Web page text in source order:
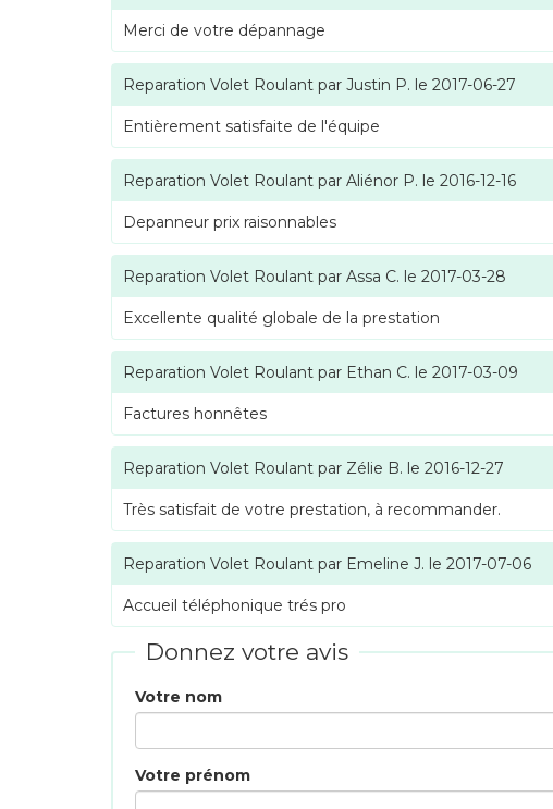
Merci de votre dépannage
Reparation Volet Roulant par Justin P. le 2017-06-27
Entièrement satisfaite de l'équipe
Reparation Volet Roulant par Aliénor P. le 2016-12-16
Depanneur prix raisonnables
Reparation Volet Roulant par Assa C. le 2017-03-28
Excellente qualité globale de la prestation
Reparation Volet Roulant par Ethan C. le 2017-03-09
Factures honnêtes
Reparation Volet Roulant par Zélie B. le 2016-12-27
Très satisfait de votre prestation, à recommander.
Reparation Volet Roulant par Emeline J. le 2017-07-06
Accueil téléphonique trés pro
Donnez votre avis
Votre nom
Votre prénom